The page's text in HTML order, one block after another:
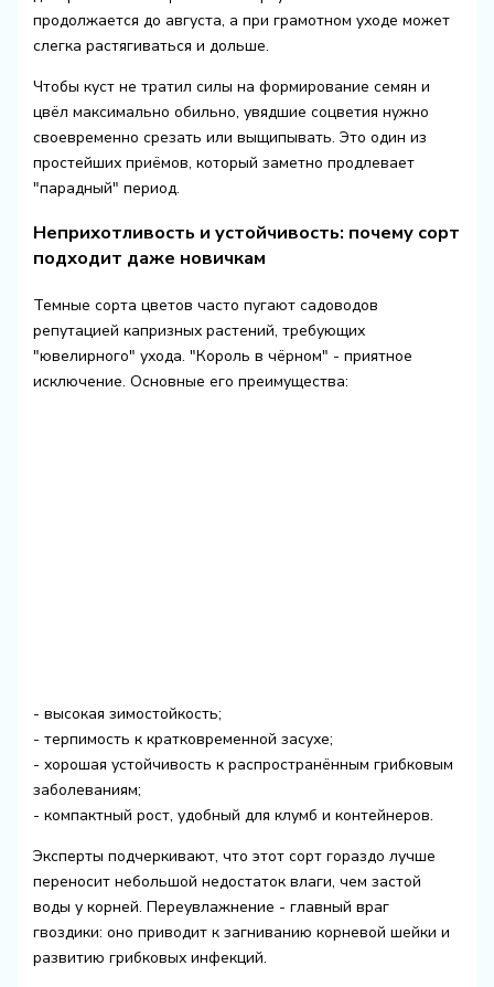
продолжается до августа, а при грамотном уходе может
слегка растягиваться и дольше.
Чтобы куст не тратил силы на формирование семян и
цвёл максимально обильно, увядшие соцветия нужно
своевременно срезать или выщипывать. Это один из
простейших приёмов, который заметно продлевает
"парадный" период.
Неприхотливость и устойчивость: почему сорт
подходит даже новичкам
Темные сорта цветов часто пугают садоводов
репутацией капризных растений, требующих
"ювелирного" ухода. "Король в чёрном" - приятное
исключение. Основные его преимущества:
- высокая зимостойкость;
- терпимость к кратковременной засухе;
- хорошая устойчивость к распространённым грибковым
заболеваниям;
- компактный рост, удобный для клумб и контейнеров.
Эксперты подчеркивают, что этот сорт гораздо лучше
переносит небольшой недостаток влаги, чем застой
воды у корней. Переувлажнение - главный враг
гвоздики: оно приводит к загниванию корневой шейки и
развитию грибковых инфекций.